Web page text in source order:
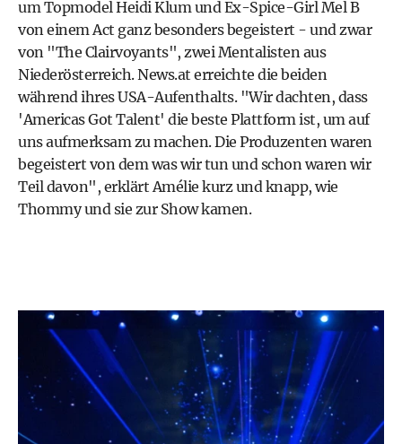
um Topmodel Heidi Klum und Ex-Spice-Girl Mel B
von einem Act ganz besonders begeistert - und zwar
von "The Clairvoyants", zwei Mentalisten aus
Niederösterreich. News.at erreichte die beiden
während ihres USA-Aufenthalts. "Wir dachten, dass
'Americas Got Talent' die beste Plattform ist, um auf
uns aufmerksam zu machen. Die Produzenten waren
begeistert von dem was wir tun und schon waren wir
Teil davon", erklärt Amélie kurz und knapp, wie
Thommy und sie zur Show kamen.